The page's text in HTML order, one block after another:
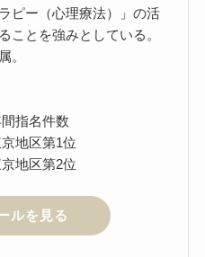
ピー（心理療法）」の活
ことを強みとしている。
。
指名件数
地区第1位
地区第2位
ルを見る